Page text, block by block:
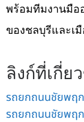
พร้อมทีมงานมื
ของชลบุรีและเ
ลิงก์ที่เกี่ย
รถยกถนนชัยพฤ
รถยกถนนชัยพฤ